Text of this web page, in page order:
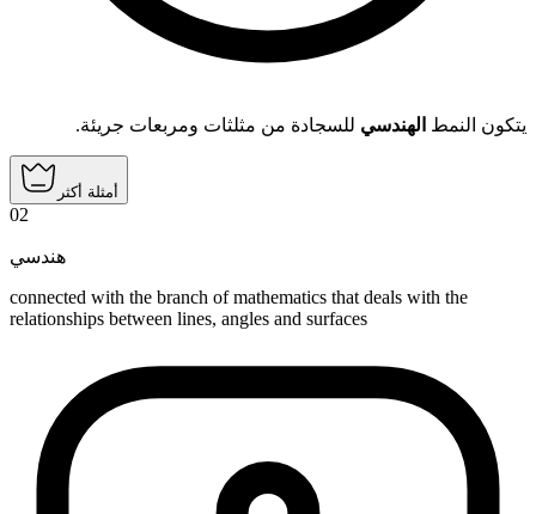
يتكون النمط الهندسي للسجادة من مثلثات ومربعات جريئة.
أمثلة أكثر
02
هندسي
connected with the branch of mathematics that deals with the
relationships between lines, angles and surfaces